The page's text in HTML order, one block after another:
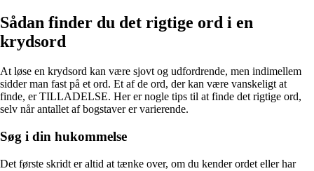
Sådan finder du det rigtige ord i en
krydsord
At løse en krydsord kan være sjovt og udfordrende, men indimellem
sidder man fast på et ord. Et af de ord, der kan være vanskeligt at
finde, er TILLADELSE. Her er nogle tips til at finde det rigtige ord,
selv når antallet af bogstaver er varierende.
Søg i din hukommelse
Det første skridt er altid at tænke over, om du kender ordet eller har